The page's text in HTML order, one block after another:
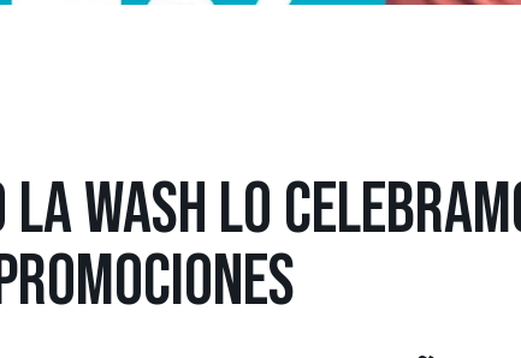
WASH LO